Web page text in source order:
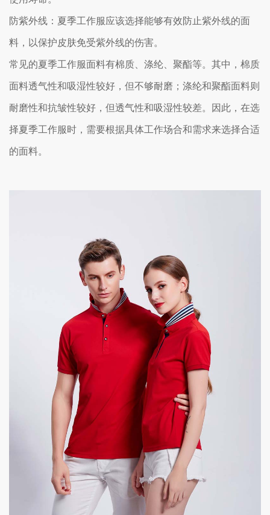
防紫外线：夏季工作服应该选择能够有效防止紫外线的面
料，以保护皮肤免受紫外线的伤害。
常见的夏季工作服面料有棉质、涤纶、聚酯等。其中，棉质
面料透气性和吸湿性较好，但不够耐磨；涤纶和聚酯面料则
耐磨性和抗皱性较好，但透气性和吸湿性较差。因此，在选
择夏季工作服时，需要根据具体工作场合和需求来选择合适
的面料。